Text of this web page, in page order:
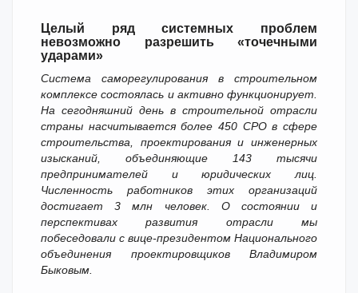
Целый ряд системных проблем
невозможно разрешить «точечными
ударами»
Система саморегулирования в строительном
комплексе состоялась и активно функционирует.
На сегодняшний день в строительной отрасли
страны насчитывается более 450 СРО в сфере
строительства, проектирования и инженерных
изысканий, объединяющие 143 тысячи
предпринимателей и юридических лиц.
Численность работников этих организаций
достигает 3 млн человек. О состоянии и
перспективах развития отрасли мы
побеседовали с вице-президентом Национального
объединения проектировщиков Владимиром
Быковым.